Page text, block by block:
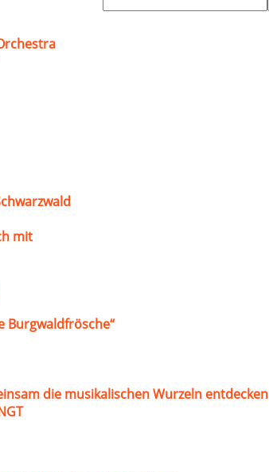
nach:
mit
Burgwaldfrösche“
die musikalischen Wurzeln entdecken